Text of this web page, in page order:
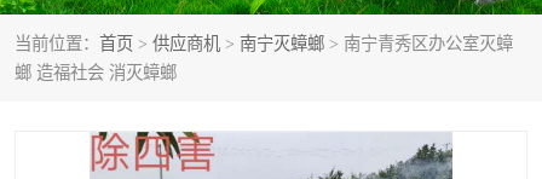
当前位置： 首页 > 供应商机 > 南宁灭蟑螂 > 南宁青秀区办公室灭蟑
螂 造福社会 消灭蟑螂
南宁除虫公司